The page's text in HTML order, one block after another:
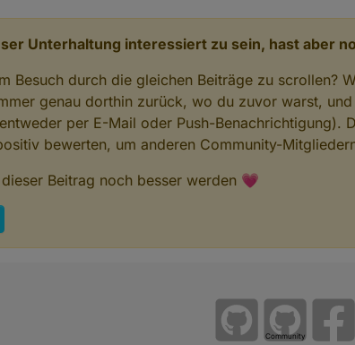
Unterhaltung interessiert zu sein, hast aber
Besuch durch die gleichen Beiträge zu scrollen?
genau dorthin zurück, wo du zuvor warst,
per E-Mail oder Push-Benachrichtigung).
bewerten, um anderen Community-
Beitrag noch besser werden 💗
Community